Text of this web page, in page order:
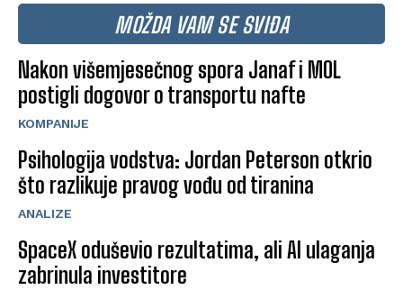
MOŽDA VAM SE SVIĐA
Nakon višemjesečnog spora Janaf i MOL
postigli dogovor o transportu nafte
KOMPANIJE
Psihologija vodstva: Jordan Peterson otkrio
što razlikuje pravog vođu od tiranina
ANALIZE
SpaceX oduševio rezultatima, ali AI ulaganja
zabrinula investitore